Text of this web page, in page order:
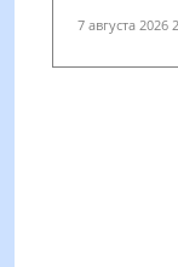
7 августа 2026